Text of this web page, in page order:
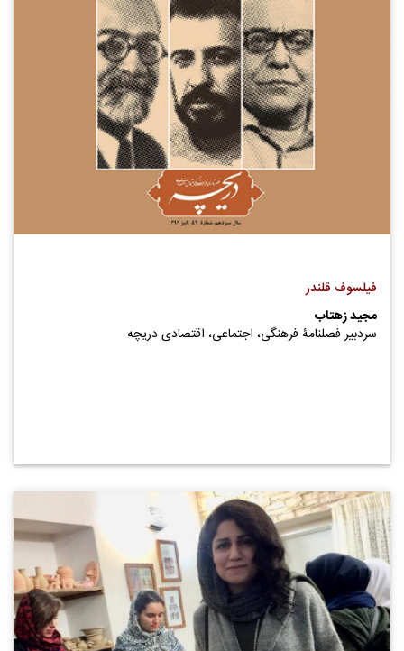
فیلسوف قلندر
مجید زهتاب
سردبیر فصلنامۀ فرهنگی، اجتماعی، اقتصادی دریچه